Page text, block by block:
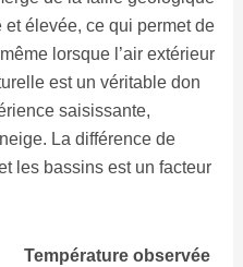
élevée, ce qui permet de
lorsque l’air extérieur
est un véritable don
saisissante,
La différence de
les bassins est un facteur
Température observée